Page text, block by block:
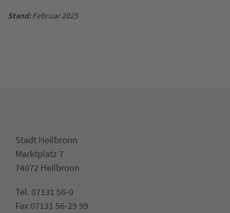
Stand:Februar 2025
Stadt Heilbronn
Marktplatz 7
74072 Heilbronn
Tel. 07131 56-0
Fax 07131 56-29 99